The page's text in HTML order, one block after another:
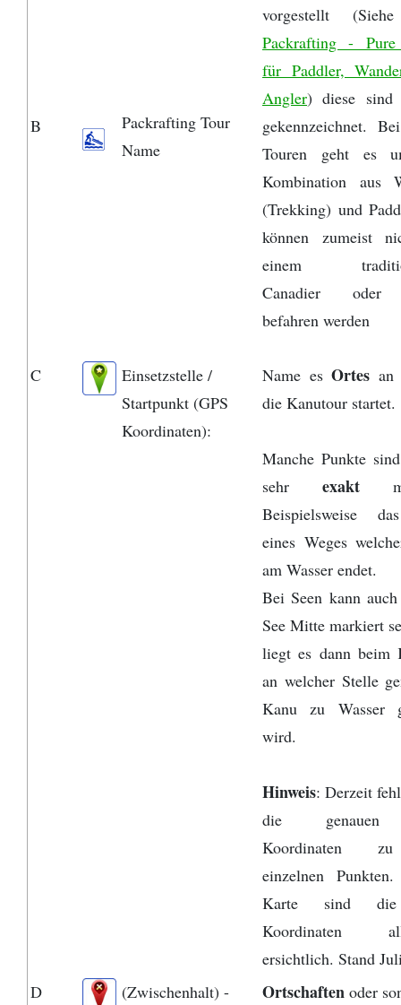
B
Packrafting Tour
Name
vorgestellt
Packrafting - Pure
für Paddler,
Angler) diese sind
gekennzeichnet.
Touren geht es
Kombination aus
(Trekking) und
können zumeist
einem
Canadier oder
befahren werden
C
Einsetzstelle /
Startpunkt (GPS
Koordinaten):
Name es Ortes an
die Kanutour startet.
Manche Punkte
sehr exakt
Beispielsweise
eines Weges
am Wasser endet.
Bei Seen kann
See Mitte markiert
liegt es dann beim
an welcher Stelle
Kanu zu Wasser
wird.
Hinweis: Derzeit
die genauen
Koordinaten
einzelnen
Karte sind
Koordinaten
ersichtlich. Stand
D
(Zwischenhalt) -
Ortschaften oder
Provinz Småland